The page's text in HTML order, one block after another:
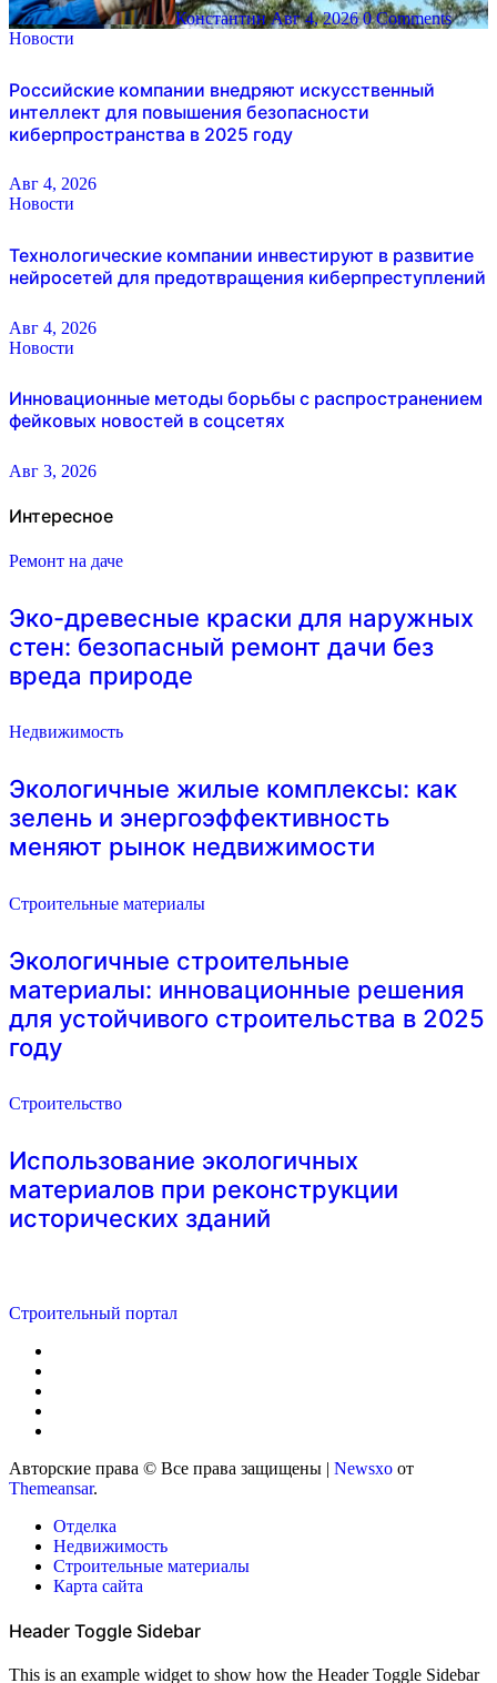
КонстантинАвг 4, 2026 0 Comments
Новости
Российские компании внедряют искусственный
интеллект для повышения безопасности
киберпространства в 2025 году
Авг 4, 2026
Новости
Технологические компании инвестируют в развитие
нейросетей для предотвращения киберпреступлений
Авг 4, 2026
Новости
Инновационные методы борьбы с распространением
фейковых новостей в соцсетях
Авг 3, 2026
Интересное
Ремонт на даче
Эко-древесные краски для наружных
стен: безопасный ремонт дачи без
вреда природе
Недвижимость
Экологичные жилые комплексы: как
зелень и энергоэффективность
меняют рынок недвижимости
Строительные материалы
Экологичные строительные
материалы: инновационные решения
для устойчивого строительства в 2025
году
Строительство
Использование экологичных
материалов при реконструкции
исторических зданий
Строительный портал
Авторские права © Все права защищены | Newsxo от
Themeansar.
Отделка
Недвижимость
Строительные материалы
Карта сайта
Header Toggle Sidebar
This is an example widget to show how the Header Toggle Sidebar